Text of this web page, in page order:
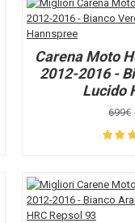
Carena Moto
2012-2016 -
Lucido
699€